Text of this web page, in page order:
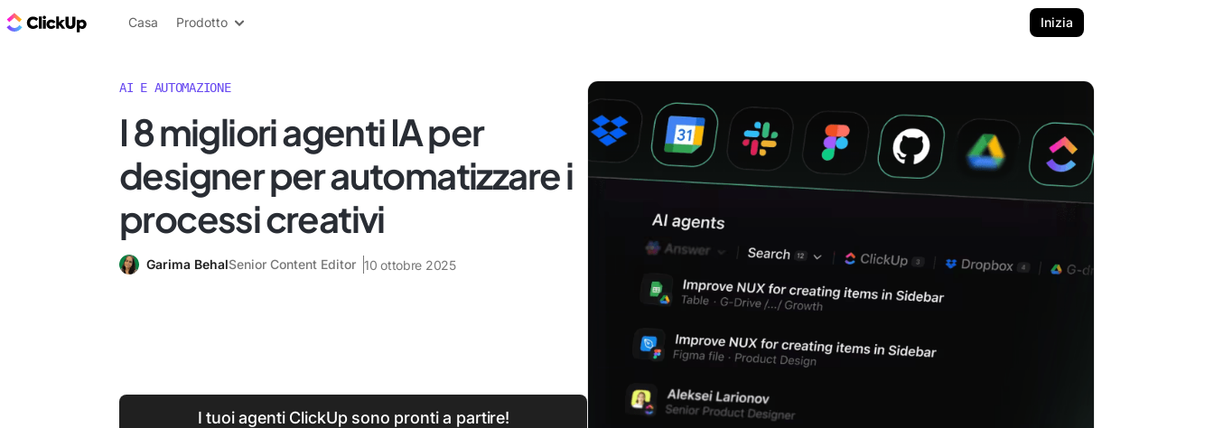
Blog di ClickUp
Casa Prodotto Inizia
AI E AUTOMAZIONE
I 8 migliori agenti IA per
designer per automatizzare i
processi creativi
Garima BehalSenior Content Editor 10 ottobre 2025
I tuoi agenti ClickUp sono pronti a partire!